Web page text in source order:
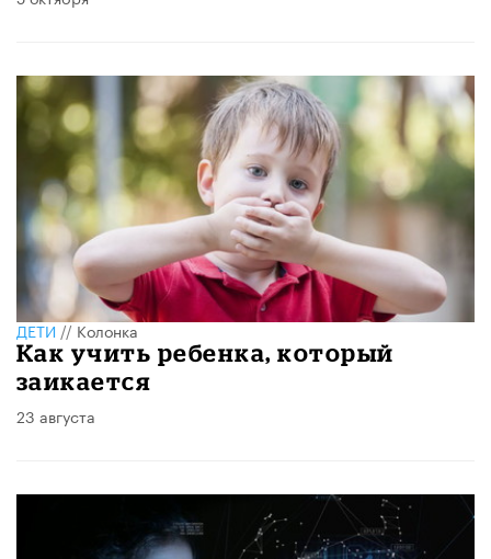
ДЕТИ//Колонка
Как учить ребенка, который
заикается
23 августа